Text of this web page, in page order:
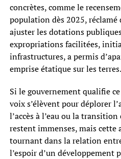
concrètes, comme le
population dès 2025, réclamé
ajuster les dotations
expropriations facilitées,
infrastructures, a permis
emprise étatique sur les terres.
Si le gouvernement qualifie
voix s’élèvent pour déplorer
l’accès à l’eau ou la
restent immenses, mais cette
tournant dans la relation
l’espoir d’un développement